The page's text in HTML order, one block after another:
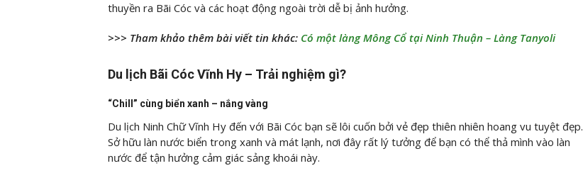
thuyền ra Bãi Cóc và các hoạt động ngoài trời dễ bị ảnh hưởng.
>>> Tham khảo thêm bài viết tin khác: Có một làng Mông Cổ tại Ninh Thuận – Làng Tanyoli
Du lịch Bãi Cóc Vĩnh Hy – Trải nghiệm gì?
“Chill” cùng biển xanh – nắng vàng
Du lịch Ninh Chữ Vĩnh Hy đến với Bãi Cóc bạn sẽ lôi cuốn bởi vẻ đẹp thiên nhiên hoang vu tuyệt đẹp.
Sở hữu làn nước biển trong xanh và mát lạnh, nơi đây rất lý tưởng để bạn có thể thả mình vào làn
nước để tận hưởng cảm giác sảng khoái này.